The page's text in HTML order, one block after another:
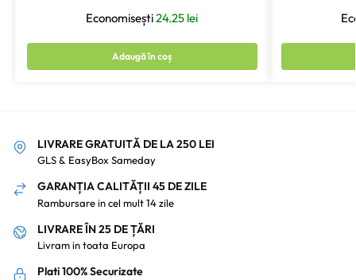
Economisești24.25 lei
Adaugă în coș
LIVRARE GRATUITĂ DE LA 250 LEI
GLS & EasyBox Sameday
GARANȚIA CALITĂȚII 45 DE ZILE
Rambursare in cel mult 14 zile
LIVRARE ÎN 25 DE ȚĂRI
Livram in toata Europa
Plati 100% Securizate